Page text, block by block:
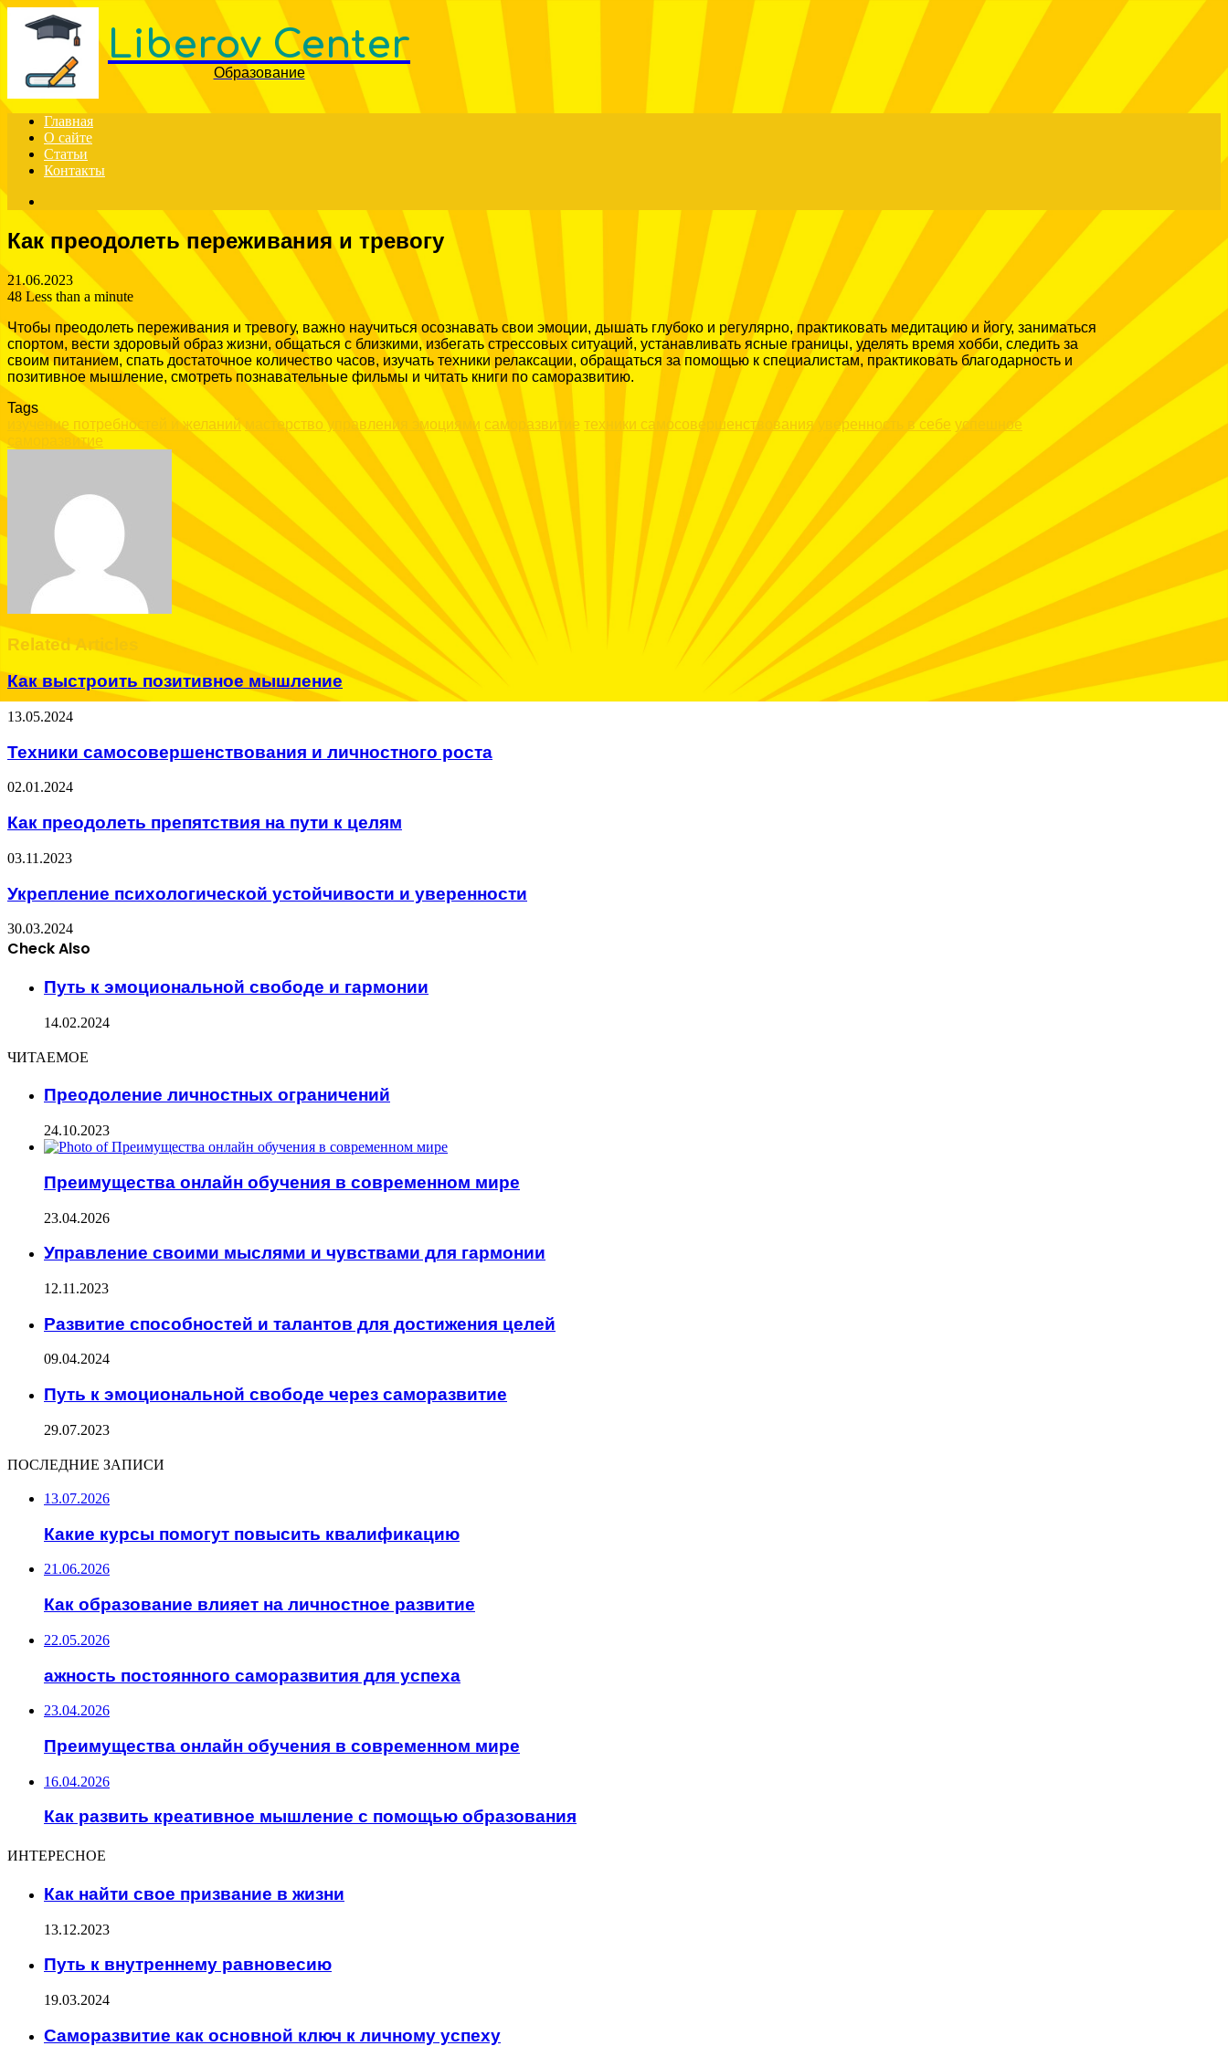
Liberov Center
Образование
Главная
О сайте
Статьи
Контакты
Как преодолеть переживания и тревогу
21.06.2023
48 Less than a minute
Чтобы преодолеть переживания и тревогу, важно научиться осознавать свои эмоции, дышать глубоко и регулярно, практиковать медитацию и йогу, заниматься
спортом, вести здоровый образ жизни, общаться с близкими, избегать стрессовых ситуаций, устанавливать ясные границы, уделять время хобби, следить за
своим питанием, спать достаточное количество часов, изучать техники релаксации, обращаться за помощью к специалистам, практиковать благодарность и
позитивное мышление, смотреть познавательные фильмы и читать книги по саморазвитию.
Tags
изучение потребностей и желаний
мастерство управления эмоциями саморазвитие техники самосовершенствования уверенность в себе успешное
саморазвитие
Related Articles
Как выстроить позитивное мышление
13.05.2024
Техники самосовершенствования и личностного роста
02.01.2024
Как преодолеть препятствия на пути к целям
03.11.2023
Укрепление психологической устойчивости и уверенности
30.03.2024
Check Also
Путь к эмоциональной свободе и гармонии
14.02.2024
ЧИТАЕМОЕ
Преодоление личностных ограничений
24.10.2023
Преимущества онлайн обучения в современном мире
23.04.2026
Управление своими мыслями и чувствами для гармонии
12.11.2023
Развитие способностей и талантов для достижения целей
09.04.2024
Путь к эмоциональной свободе через саморазвитие
29.07.2023
ПОСЛЕДНИЕ ЗАПИСИ
13.07.2026
Какие курсы помогут повысить квалификацию
21.06.2026
Как образование влияет на личностное развитие
22.05.2026
ажность постоянного саморазвития для успеха
23.04.2026
Преимущества онлайн обучения в современном мире
16.04.2026
Как развить креативное мышление с помощью образования
ИНТЕРЕСНОЕ
Как найти свое призвание в жизни
13.12.2023
Путь к внутреннему равновесию
19.03.2024
Саморазвитие как основной ключ к личному успеху